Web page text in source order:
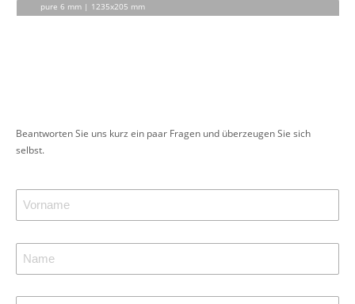
pure 6 mm | 1235x205 mm
Beantworten Sie uns kurz ein paar Fragen und überzeugen Sie sich
selbst.